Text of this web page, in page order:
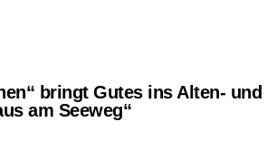
bringt Gutes ins Alten- und
am Seeweg“